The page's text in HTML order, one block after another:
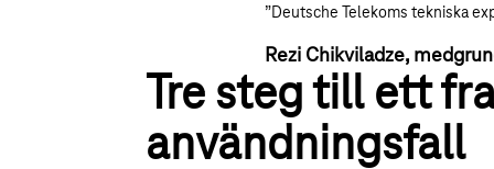
”Deutsche Telekoms tekniska
Rezi Chikviladze,
Tre steg till ett
användningsfall